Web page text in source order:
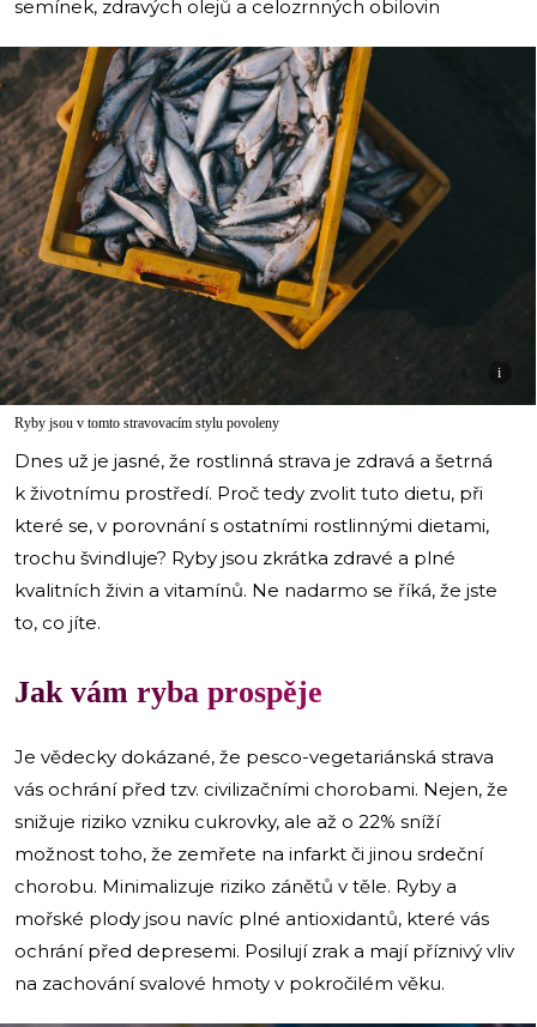
semínek, zdravých olejů a celozrnných obilovin
i
Ryby jsou v tomto stravovacím stylu povoleny
Dnes už je jasné, že rostlinná strava je zdravá a šetrná
k životnímu prostředí. Proč tedy zvolit tuto dietu, při
které se, v porovnání s ostatními rostlinnými dietami,
trochu švindluje? Ryby jsou zkrátka zdravé a plné
kvalitních živin a vitamínů. Ne nadarmo se říká, že jste
to, co jíte.
Jak vám ryba prospěje
Je vědecky dokázané, že pesco-vegetariánská strava
vás ochrání před tzv. civilizačními chorobami. Nejen, že
snižuje riziko vzniku cukrovky, ale až o 22% sníží
možnost toho, že zemřete na infarkt či jinou srdeční
chorobu. Minimalizuje riziko zánětů v těle. Ryby a
mořské plody jsou navíc plné antioxidantů, které vás
ochrání před depresemi. Posilují zrak a mají příznivý vliv
na zachování svalové hmoty v pokročilém věku.